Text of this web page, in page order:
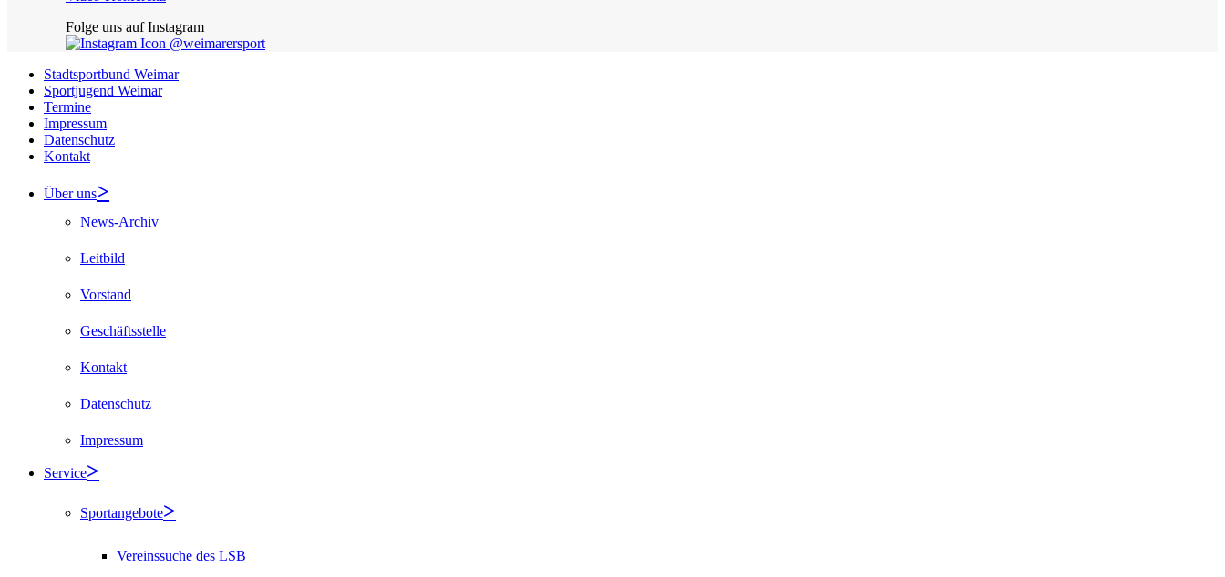
Folge uns auf Instagram
@weimarersport
Stadtsportbund Weimar
Sportjugend Weimar
Termine
Impressum
Datenschutz
Kontakt
Über uns
News-Archiv
Leitbild
Vorstand
Geschäftsstelle
Kontakt
Datenschutz
Impressum
Service
Sportangebote
Vereinssuche des LSB